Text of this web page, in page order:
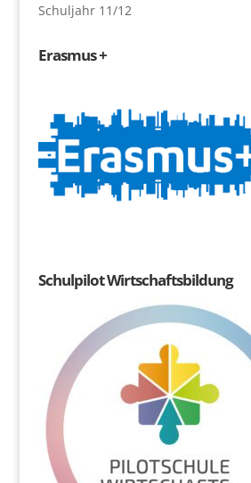
Schuljahr 11/12
Erasmus +
Schulpilot Wirtschaftsbildung